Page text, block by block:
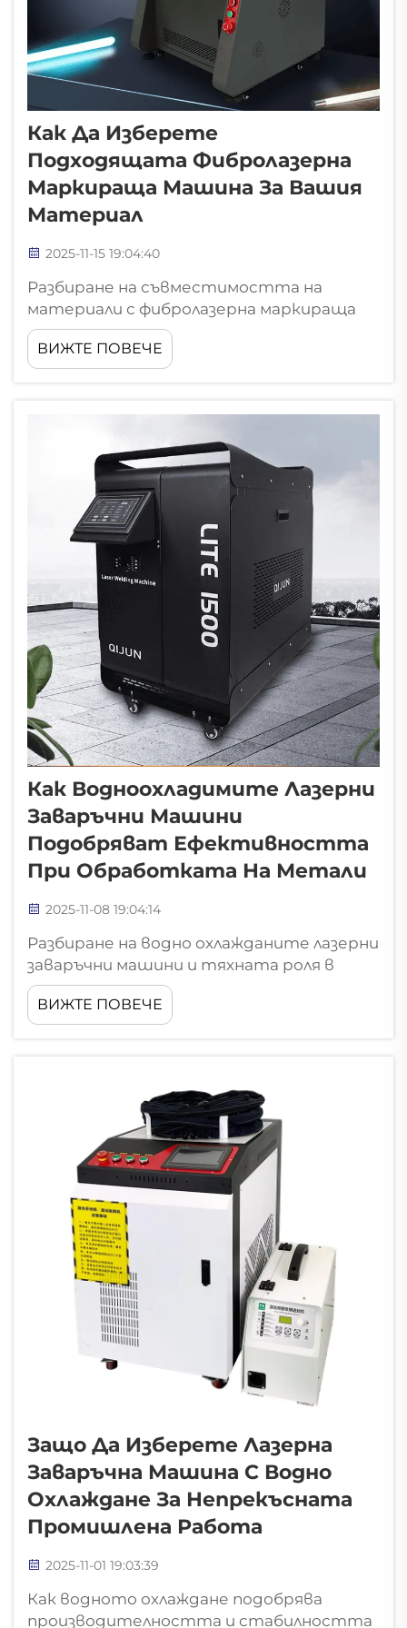
Как Да Изберете
Подходящата Фибролазерна
Маркираща Машина За Вашия
Материал
2025-11-15 19:04:40
Разбиране на съвместимостта на
материали с фибролазерна маркираща
машина Кои материали се представят
най-добре: метали, пластмаси и
керамика Фибролазерното маркиране
различни метали, включително
неръждаема стомана, алуминий, месинг и
дори трудни материали...
ВИЖТЕ ПОВЕЧЕ
Как Водноохладимите Лазерни
Заваръчни Машини
Подобряват Ефективността
При Обработката На Метали
2025-11-08 19:04:14
Разбиране на водно охлажданите лазерни
заваръчни машини и тяхната роля в
основните компоненти за
металообработка и работата на водно
охлаждана лазерна заваръчна машина
части, като самия лазер...
ВИЖТЕ ПОВЕЧЕ
Защо Да Изберете Лазерна
Заваръчна Машина С Водно
Охлаждане За Непрекъсната
Промишлена Работа
2025-11-01 19:03:39
Как водното охлаждане подобрява
производителността и стабилността